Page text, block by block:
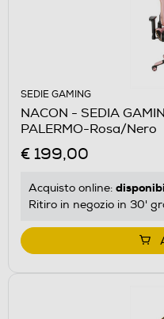
SEDIE GAMING
NACON - SEDIA
PALERMO-Rosa/Nero
€ 199,00
Acquisto online:
Ritiro in negozio in 30'